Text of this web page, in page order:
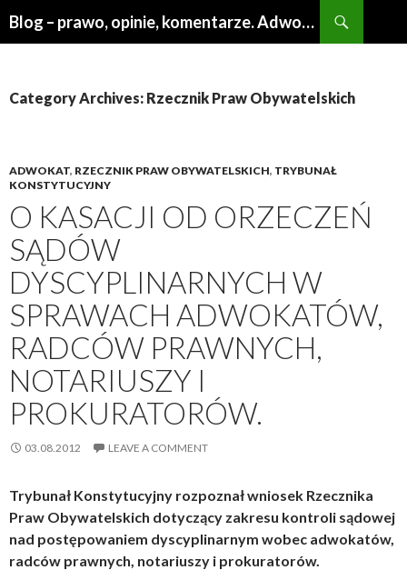
Blog – prawo, opinie, komentarze. Adwokat Poznań
Category Archives: Rzecznik Praw Obywatelskich
ADWOKAT, RZECZNIK PRAW OBYWATELSKICH, TRYBUNAŁ
KONSTYTUCYJNY
O KASACJI OD ORZECZEŃ
SĄDÓW
DYSCYPLINARNYCH W
SPRAWACH ADWOKATÓW,
RADCÓW PRAWNYCH,
NOTARIUSZY I
PROKURATORÓW.
03.08.2012 LEAVE A COMMENT
Trybunał Konstytucyjny rozpoznał wniosek Rzecznika
Praw Obywatelskich dotyczący zakresu kontroli sądowej
nad postępowaniem dyscyplinarnym wobec adwokatów,
radców prawnych, notariuszy i prokuratorów.